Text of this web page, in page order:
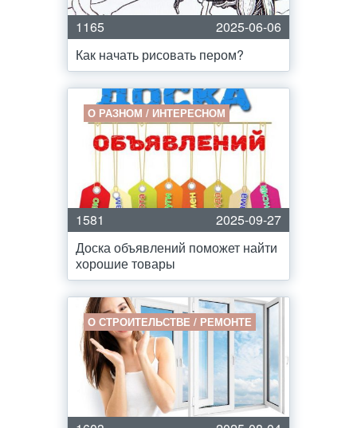
1165
2025-06-06
Как начать рисовать пером?
О РАЗНОМ / ИНТЕРЕСНОМ
1581
2025-09-27
Доска объявлений поможет найти
хорошие товары
О СТРОИТЕЛЬСТВЕ / РЕМОНТЕ